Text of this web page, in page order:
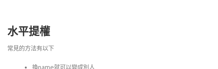
水平提權
常見的方法有以下
換name就可以變成別人